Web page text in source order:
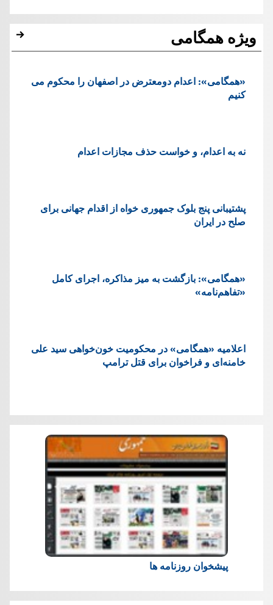
ویژه همگامی
«همگامی»: اعدام دومعترض در اصفهان را محکوم می
کنیم
نه به اعدام، و خواست حذف مجازات اعدام
پشتيبانی پنج بلوک جمهوری خواه از اقدام جهانی برای
صلح در ایران
«همگامی»: بازگشت به میز مذاکره، اجرای کامل
«تفاهم‌نامه»
اعلامیه «همگامی» در محکومیت خون‌خواهی سید علی
خامنه‌ای و فراخوان برای قتل ترامپ
پیشخوان روزنامه ها